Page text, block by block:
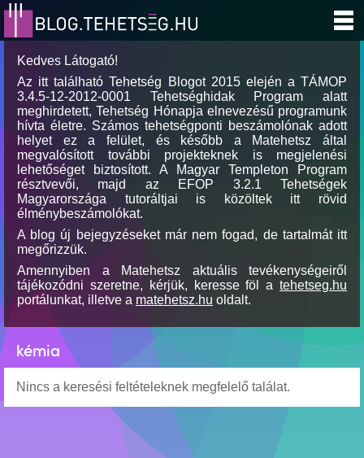
Kedves Látogató!
Az itt található Tehetség Blogot 2015 elején a TÁMOP
3.4.5-12-2012-0001 Tehetséghidak Program alatt
meghirdetett, Tehetség Hónapja elnevezésű programunk
hívta életre. Számos tehetségponti beszámolónak adott
helyet ez a felület, és később a Matehetsz által
megvalósított további projekteknek is megjelenési
lehetőséget biztosított. A Magyar Templeton Program
résztvevői, majd az EFOP 3.2.1 Tehetségek
Magyarországa tutoráltjai is közöltek itt rövid
élménybeszámolókat.
A blog új bejegyzéseket már nem fogad, de tartalmát itt
megőrizzük.
Amennyiben a Matehetsz aktuális tevékenységeiről
tájékozódni szeretne, kérjük, keresse föl a tehetseg.hu
portálunkat, illetve a matehetsz.hu oldalt.
kémia
Nincs a keresési feltételeknek megfelelő találat.